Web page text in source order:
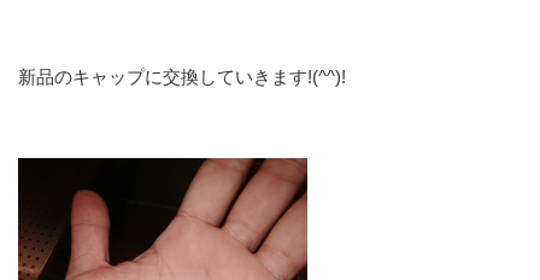
新品のキャップに交換していきます!(^^)!